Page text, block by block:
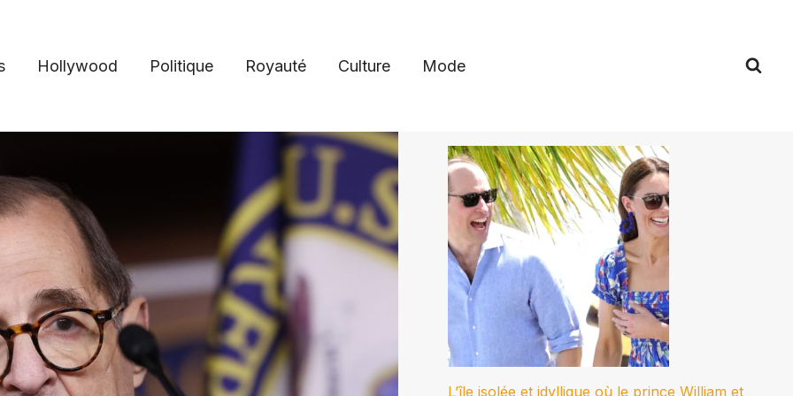
Hollywood Politique Royauté Culture Mode
L’île isolée et idyllique où le prince William et